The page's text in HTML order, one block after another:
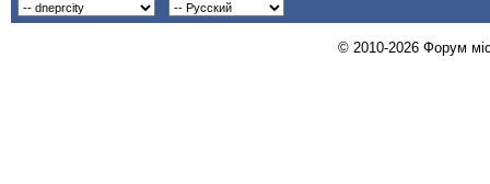
© 2010-2026 Форум